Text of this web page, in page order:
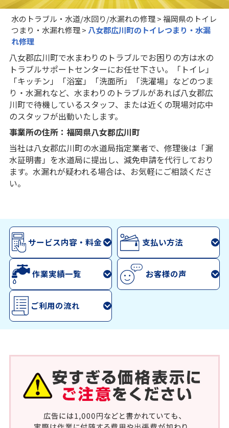
水のトラブル・水道/水回り/水漏れの修理>福岡県のトイレ
つまり・水漏れ修理> 八女郡広川町のトイレつまり・水漏
れ修理
八女郡広川町で水まわりのトラブルでお困りの方は水の
トラブルサポートセンターにお任せ下さい。「トイレ」
「キッチン」「浴室」「洗面所」「洗濯場」などのつま
り・水漏れなど、水まわりのトラブルがあれば八女郡広
川町で待機しているスタッフ、または近くの現場対応中
のスタッフが出動いたします。
事業所の住所：福岡県八女郡広川町
当社は八女郡広川町の水道局指定業者で、修理後は「漏
水証明書」を水道局に提出し、減免申請を代行しており
ます。水漏れが疑われる場合は、お気軽にご相談くださ
い。
サービス内容・料金 支払い方法
作業実績一覧 お客様の声
ご利用の流れ